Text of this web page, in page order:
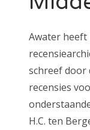
Awater
schreef door
recensies
H.C. ten